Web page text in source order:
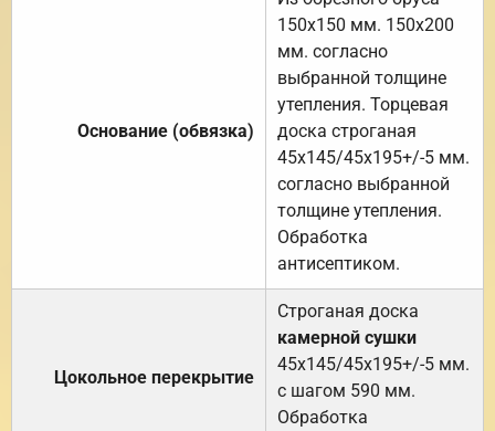
Основание (обвязка)
150х150 мм. 150х200
мм. согласно
выбранной толщине
утепления. Торцевая
доска строганая
45х145/45х195+/-5 мм.
согласно выбранной
толщине утепления.
Обработка
антисептиком.
Цокольное перекрытие
Строганая доска
камерной сушки
45х145/45х195+/-5 мм.
с шагом 590 мм.
Обработка